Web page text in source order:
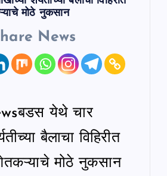
मोठे नुकसान
News
येथे चार
बैलाचा विहिरीत
मोठे नुकसान